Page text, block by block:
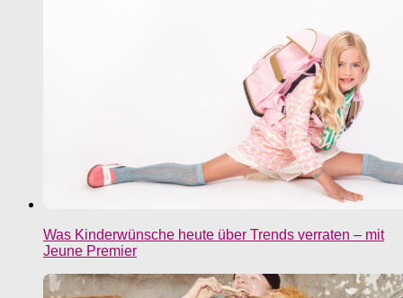
Was Kinderwünsche heute über Trends verraten – mit
Jeune Premier